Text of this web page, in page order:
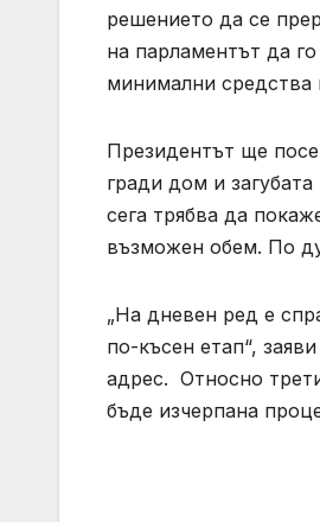
решението да се
на парламентът да
минимални средства
Президентът ще
гради дом и
сега трябва да
възможен обем. По
„На дневен ред е
по-късен етап“,
адрес. Относно
бъде изчерпана